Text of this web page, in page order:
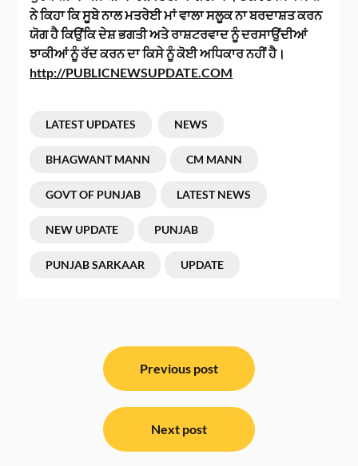
ਨੇ ਕਿਹਾ ਕਿ ਸੂਬੇ ਨਾਲ ਮਤਰੇਈ ਮਾਂ ਵਾਲਾ ਸਲੂਕ ਨਾ ਬਰਦਾਸ਼ਤ ਕਰਨ
ਯੋਗ ਹੈ ਕਿਉਂਕਿ ਦੇਸ਼ ਭਗਤੀ ਅਤੇ ਰਾਸ਼ਟਰਵਾਦ ਨੂੰ ਦਰਸਾਉਂਦੀਆਂ
ਝਾਕੀਆਂ ਨੂੰ ਰੱਦ ਕਰਨ ਦਾ ਕਿਸੇ ਨੂੰ ਕੋਈ ਅਧਿਕਾਰ ਨਹੀਂ ਹੈ।
http://PUBLICNEWSUPDATE.COM
LATEST UPDATES NEWS
BHAGWANT MANN CM MANN
GOVT OF PUNJAB LATEST NEWS
NEW UPDATE PUNJAB
PUNJAB SARKAAR UPDATE
Previous post
Next post